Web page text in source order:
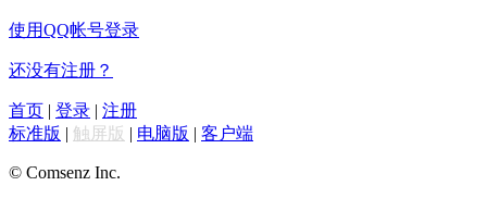
使用QQ帐号登录
还没有注册？
首页 | 登录 | 注册
标准版 | 触屏版 | 电脑版 | 客户端
© Comsenz Inc.